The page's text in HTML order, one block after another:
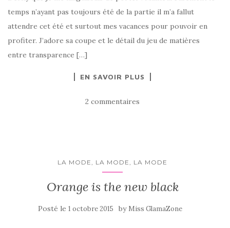
temps n’ayant pas toujours été de la partie il m’a fallut
attendre cet été et surtout mes vacances pour pouvoir en
profiter. J’adore sa coupe et le détail du jeu de matières
entre transparence […]
EN SAVOIR PLUS
2 commentaires
LA MODE, LA MODE, LA MODE
Orange is the new black
Posté le 1 octobre 2015 by Miss GlamaZone